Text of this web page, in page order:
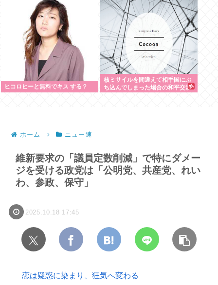
ヒコロヒーと無料でキス する？
核ミサイルを間違えて相手国にぶ
ち込んでしまった場合の和平交渉
ホーム ニュー速
維新要求の「議員定数削減」で特にダメー
ジを受ける政党は「公明党、共産党、れい
わ、参政、保守」
2025.10.18 17:45
恋は疑惑に染まり、狂気へ変わる